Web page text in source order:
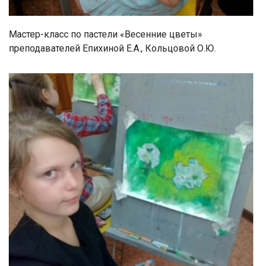
Мастер-класс по пастели «Весенние цветы»
преподавателей Епихиной Е.А., Кольцовой О.Ю.